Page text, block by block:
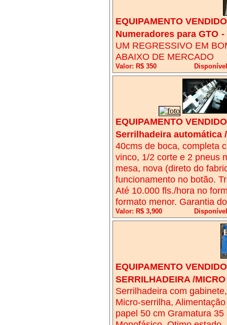
EQUIPAMENTO
Numeradores para GTO -
UM REGRESSIVO EM
ABAIXO DE MERCADO
Valor: R$ 350
EQUIPAMENTO
Serrilhadeira automática
40cms de boca, completa
vinco, 1/2 corte e 2 pneus
mesa, nova (direto do
funcionamento no botão.
Até 10.000 fls./hora no
formato menor. Garantia
Valor: R$ 3,900
EQUIPAMENTO
SERRILHADEIRA /
Serrilhadeira com
Micro-serrilha,
papel 50 cm Gramatura